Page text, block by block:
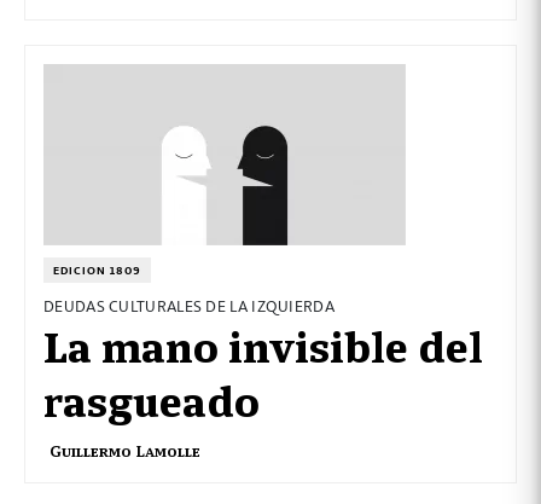
EDICION 1809
DEUDAS CULTURALES DE LA IZQUIERDA
La mano invisible del
rasgueado
Guillermo Lamolle